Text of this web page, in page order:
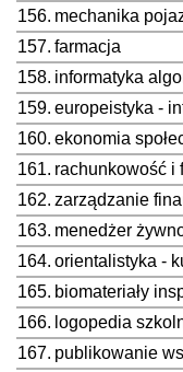
156. mechanika
157. farmacja
158. informatyka
159. europeistyka -
160. ekonomia
161. rachunkowość i
162. zarządzanie
163. menedżer
164. orientalistyka -
165. biomateriały
166. logopedia
167. publikowanie